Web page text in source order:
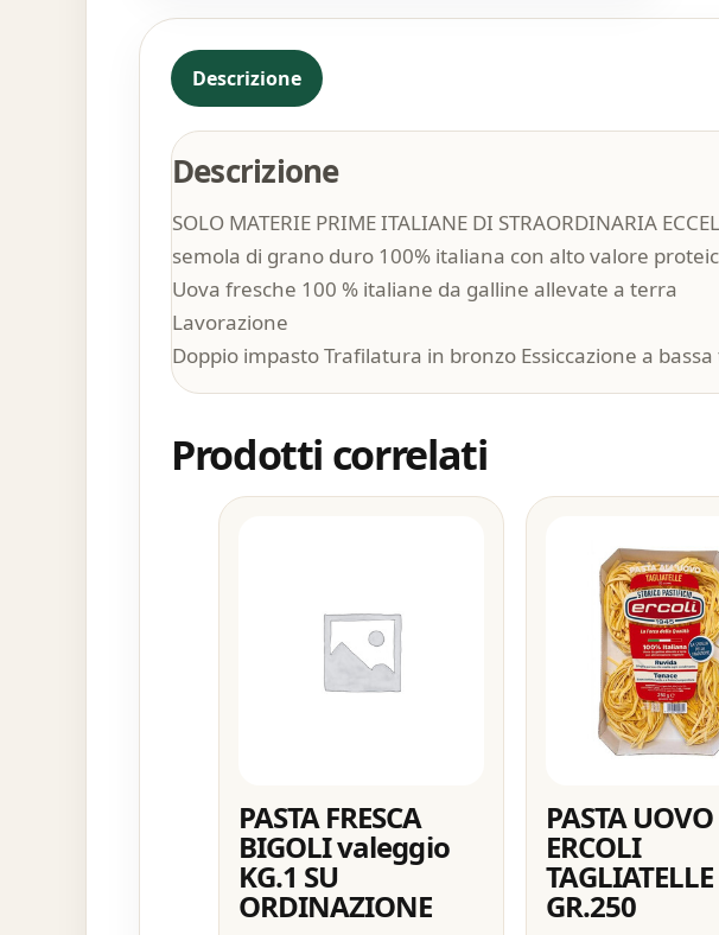
Descrizione
Descrizione
SOLO MATERIE PRIME ITALIANE DI STRAORDINARIA
semola di grano duro 100% italiana con alto valore
Uova fresche 100 % italiane da galline allevate a terra
Lavorazione
Doppio impasto Trafilatura in bronzo Essiccazione a
Prodotti correlati
PASTA FRESCA
BIGOLI valeggio
KG.1 SU
ORDINAZIONE
PASTA UOVO
ERCOLI
TAGLIATELLE
GR.250